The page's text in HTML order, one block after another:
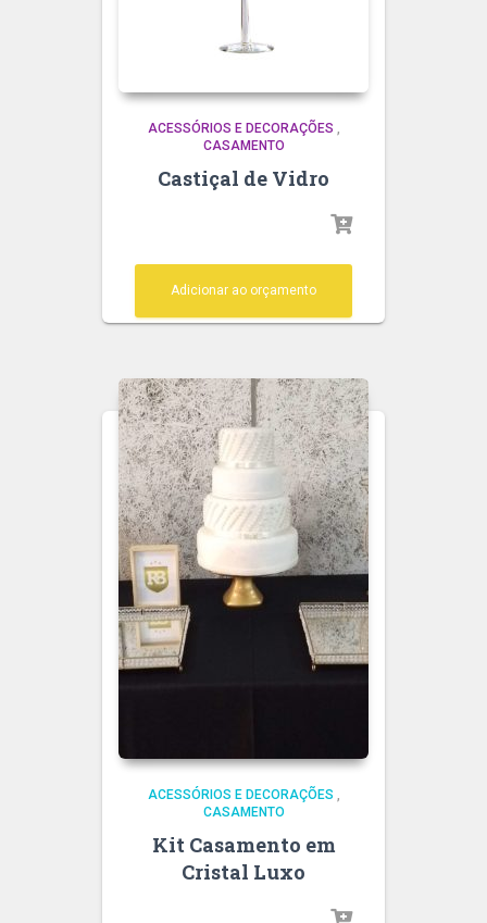
ACESSÓRIOS E DECORAÇÕES
CASAMENTO
Castiçal de Vidro
Adicionar ao orçamento
ACESSÓRIOS E DECORAÇÕES
CASAMENTO
Kit Casamento em
Cristal Luxo